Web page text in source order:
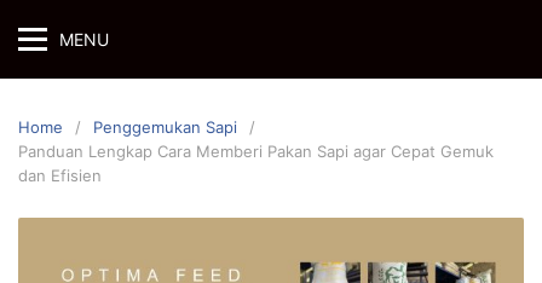
content
MENU
Home
Penggemukan Sapi
Panduan Lengkap Cara Memberi Pakan Sapi agar Cepat Gemuk
dan Efisien